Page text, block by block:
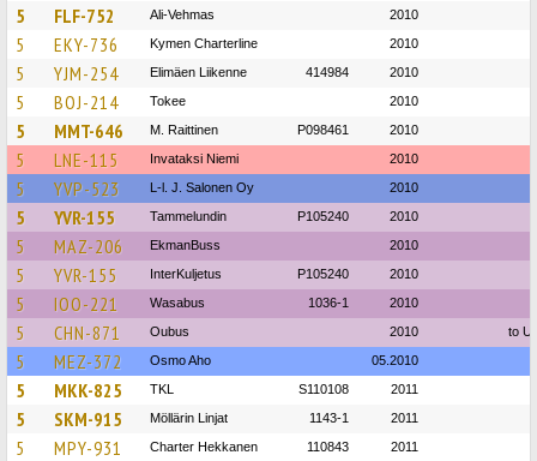
5 FLF-752 Ali-Vehmas 2010
5 EKY-736 Kymen Charterline 2010
5 YJM-254 Elimäen Liikenne 414984 2010
5 BOJ-214 Tokee 2010
5 MMT-646 M. Raittinen P098461 2010
5 LNE-115 Invataksi Niemi 2010
5 YVP-523 L-l. J. Salonen Oy 2010
5 YVR-155 Tammelundin P105240 2010
5 MAZ-206 EkmanBuss 2010
5 YVR-155 InterKuljetus P105240 2010
5 IOO-221 Wasabus 1036-1 2010
5 CHN-871 Oubus 2010 to
5 MEZ-372 Osmo Aho 05.2010
5 MKK-825 TKL S110108 2011
5 SKM-915 Möllärin Linjat 1143-1 2011
5 MPY-931 Charter Hekkanen 110843 2011